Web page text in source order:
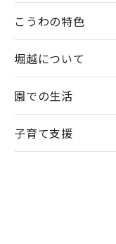
こうわの特色
堀越について
園での生活
子育て支援